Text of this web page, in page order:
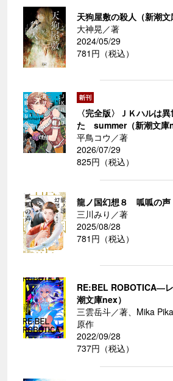
天狗屋敷の殺人（新潮文
大神晃／著
2024/05/29
781円（税込）
〈完全版〉ＪＫハルは
た summer（新潮文庫
平鳥コウ／著
2026/07/29
825円（税込）
龍ノ国幻想８ 呱呱の声
三川みり／著
2025/08/28
781円（税込）
RE:BEL ROBOTICA―
潮文庫nex）
三雲岳斗／著、Mika
原作
2022/09/28
737円（税込）